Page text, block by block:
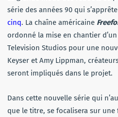
série des années 90 qui
cinq. La chaîne américaine
ordonné la mise en chantier
Television Studios pour une
Keyser et Amy Lippman,
seront impliqués dans le projet.
Dans cette nouvelle série qui
que le titre, se focalisera sur